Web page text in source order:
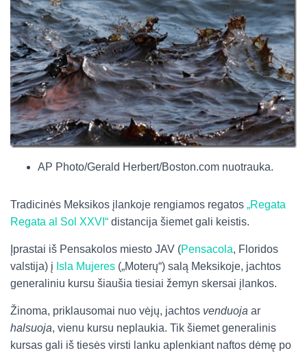
AP Photo/Gerald Herbert/Boston.com nuotrauka.
Tradicinės Meksikos įlankoje rengiamos regatos „Regata
Regata al Sol XXVI“ distancija šiemet gali keistis.
Įprastai iš Pensakolos miesto JAV (Pensacola, Floridos
valstija) į Isla Mujeres („Moterų“) salą Meksikoje, jachtos
generaliniu kursu šiaušia tiesiai žemyn skersai įlankos.
Žinoma, priklausomai nuo vėjų, jachtos venduoja ar
halsuoja, vienu kursu neplaukia. Tik šiemet generalinis
kursas gali iš tiesės virsti lanku aplenkiant naftos dėmę po